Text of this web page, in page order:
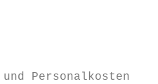
Personalkosten